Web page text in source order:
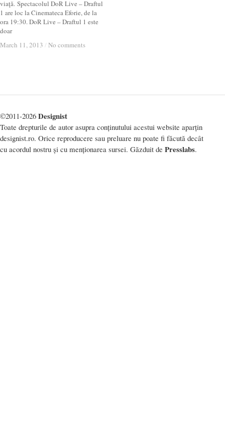
viaţă. Spectacolul DoR Live – Draftul
1 are loc la Cinemateca Eforie, de la
ora 19:30. DoR Live – Draftul 1 este
doar
March 11, 2013 / No comments
March 11, 2013 / No comments
©2011-2026 Designist
Toate drepturile de autor asupra conținutului acestui website aparțin
designist.ro. Orice reproducere sau preluare nu poate fi făcută decât
cu acordul nostru și cu menționarea sursei. Găzduit de Presslabs.